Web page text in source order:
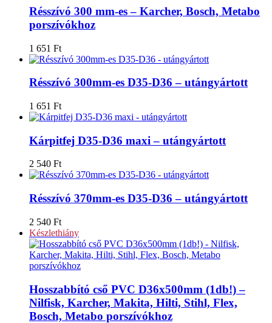
Résszívó 300 mm-es – Karcher, Bosch, Metabo
porszívókhoz
1 651 Ft
Résszívó 300mm-es D35-D36 – utángyártott
1 651 Ft
Kárpitfej D35-D36 maxi – utángyártott
2 540 Ft
Résszívó 370mm-es D35-D36 – utángyártott
2 540 Ft
Készlethiány
Hosszabbító cső PVC D36x500mm (1db!) –
Nilfisk, Karcher, Makita, Hilti, Stihl, Flex,
Bosch, Metabo porszívókhoz